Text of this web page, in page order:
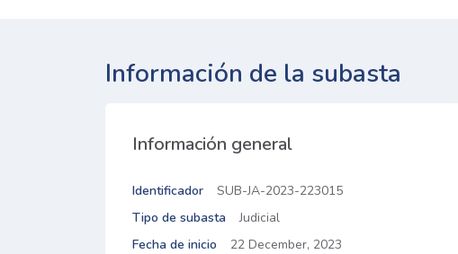
Información de la subasta
Información general
Identificador
SUB-JA-2023-223015
Tipo de subasta
Judicial
Fecha de inicio
22 December, 2023